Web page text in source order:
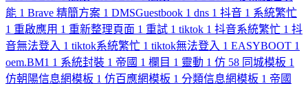
能 1 Brave 精簡方案 1 DMSGuestbook 1 dns 1 抖音 1 系統繁忙
1 重啟應用 1 重新整理頁面 1 重試 1 tiktok 1 抖音系統繁忙 1 抖
音無法登入 1 tiktok系統繁忙 1 tiktok無法登入 1 EASYBOOT 1
oem.BM1 1 系統封裝 1 帝國 1 欄目 1 靈動 1 仿 58 同城模板 1
仿朝陽信息網模板 1 仿百應網模板 1 分類信息網模板 1 帝國